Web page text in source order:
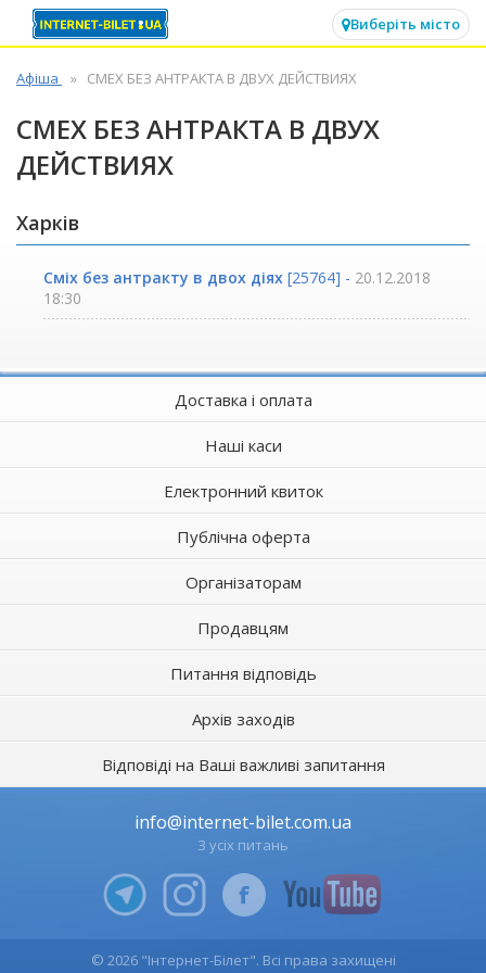
Виберіть місто
Афіша СМЕХ БЕЗ АНТРАКТА В ДВУХ ДЕЙСТВИЯХ
СМЕХ БЕЗ АНТРАКТА В ДВУХ
ДЕЙСТВИЯХ
Харків
Сміх без антракту в двох діях [25764] - 20.12.2018
18:30
Доставка і оплата
Наші каси
Електронний квиток
Публічна оферта
Організаторам
Продавцям
Питання відповідь
Архів заходів
Відповіді на Ваші важливі запитання
info@internet-bilet.com.ua
З усіх питань
© 2026 "Інтернет-Білет". Всі права захищені